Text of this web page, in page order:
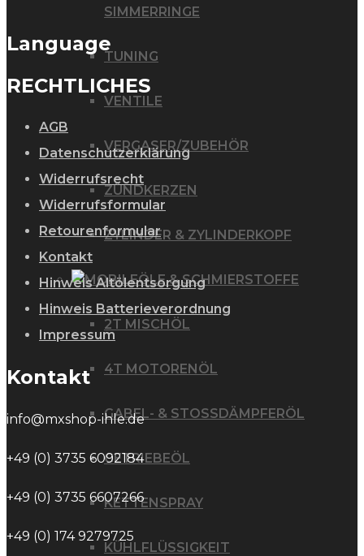
SIMMERRINGE
TUNING
VENTILE
VERGASER/ZUBEHÖR
ZÜNDKERZEN
ZYLINDER & ZYLINDERKOPF
ÖLE & SCHMIERSTOFFE
2T MISCHÖL
4T MOTORENÖL
GABEL- & STOSSDÄMPFERÖL
GETRIEBEÖL
KETTENSPRAY
KÜHLFLÜSSIGKEIT
Language
RECHTLICHES
AGB
Datenschutzerklärung
Widerrufsrecht
Widerrufsformular
Retourenformular
Kontakt
Hinweis Altölentsorgung
Hinweis Batterieverordnung
Impressum
Kontakt
info@mxshop-ihle.de
+49 (0) 3735 6092184
+49 (0) 3735 6607266
+49 (0) 174 9279725